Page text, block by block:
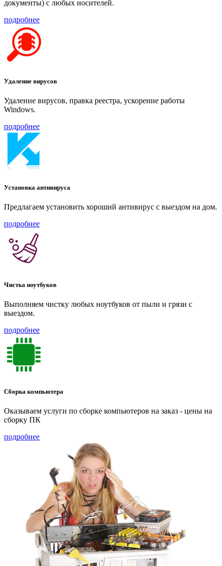
документы) с любых носителей.
подробнее
Удаление вирусов
Удаление вирусов, правка реестра, ускорение работы
Windows.
подробнее
Установка антивируса
Предлагаем установить хороший антивирус с выездом на дом.
подробнее
Чистка ноутбуков
Выполняем чистку любых ноутбуков от пыли и грязи с
выездом.
подробнее
Сборка компьютера
Оказываем услуги по сборке компьютеров на заказ - цены на
сборку ПК
подробнее